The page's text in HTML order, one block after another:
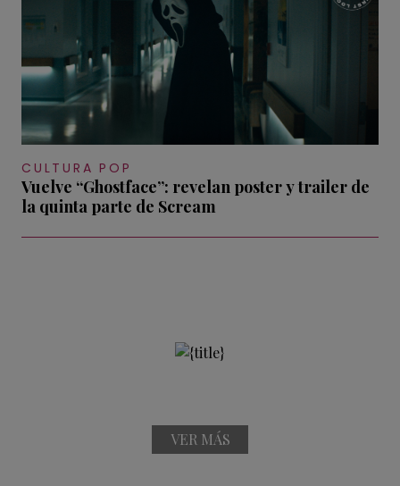
CULTURA POP
Vuelve “Ghostface”: revelan poster y trailer de
la quinta parte de Scream
VER MÁS